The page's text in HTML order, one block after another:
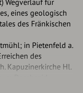
eines geologisch
des Fränkischen
in Pietenfeld a.
des
Kapuzinerkirche Hl.